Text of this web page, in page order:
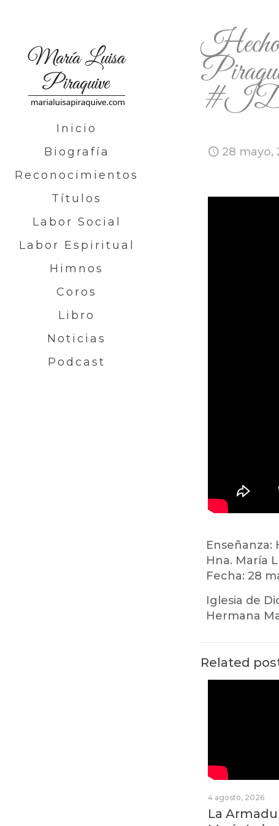
Inicio
Biografía
Reconocimientos
Títulos
Labor Social
Labor Espiritual
Himnos
Coros
Libro
Noticias
Podcast
28 mayo,
Enseñanza:
Hna. María
Fecha: 28
Iglesia de
Hermana
Related
4 agosto, 2026
La